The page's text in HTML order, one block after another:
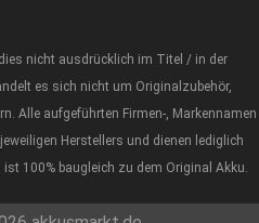
nicht ausdrücklich im Titel / in der
es sich nicht um Originalzubehör,
Alle aufgeführten Firmen-, Markennamen
Herstellers und dienen lediglich
100% baugleich zu dem Original Akku.